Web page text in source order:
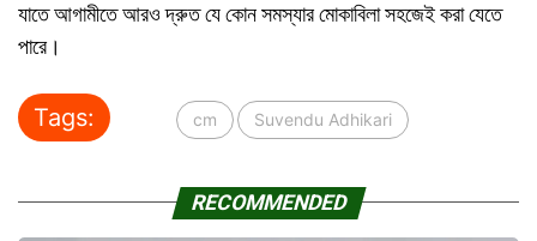
যাতে আগামীতে আরও দ্রুত যে কোন সমস্যার মোকাবিলা সহজেই করা যেতে
পারে।
Tags: cm Suvendu Adhikari
RECOMMENDED